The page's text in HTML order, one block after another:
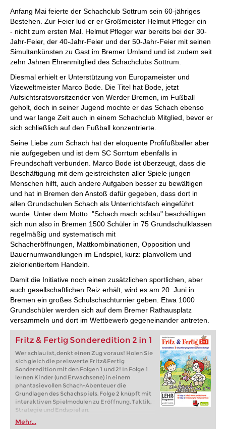
Anfang Mai feierte der Schachclub Sottrum sein 60-jähriges
Bestehen. Zur Feier lud er er Großmeister Helmut Pfleger ein
- nicht zum ersten Mal. Helmut Pfleger war bereits bei der 30-
Jahr-Feier, der 40-Jahr-Feier und der 50-Jahr-Feier mit seinen
Simultankünsten zu Gast im Bremer Umland und ist zudem seit
zehn Jahren Ehrenmitglied des Schachclubs Sottrum.
Diesmal erhielt er Unterstützung von Europameister und
Vizeweltmeister Marco Bode. Die Titel hat Bode, jetzt
Aufsichtsratsvorsitzender von Werder Bremen, im Fußball
geholt, doch in seiner Jugend mochte er das Schach ebenso
und war lange Zeit auch in einem Schachclub Mitglied, bevor er
sich schließlich auf den Fußball konzentrierte.
Seine Liebe zum Schach hat der eloquente Profifußballer aber
nie aufgegeben und ist dem SC Sorrtum ebenfalls in
Freundschaft verbunden. Marco Bode ist überzeugt, dass die
Beschäftigung mit dem geistreichsten aller Spiele jungen
Menschen hilft, auch andere Aufgaben besser zu bewältigen
und hat in Bremen den Anstoß dafür gegeben, dass dort in
allen Grundschulen Schach als Unterrichtsfach eingeführt
wurde. Unter dem Motto :"Schach mach schlau" beschäftigen
sich nun also in Bremen 1500 Schüler in 75 Grundschulklassen
regelmäßig und systematisch mit
Schacheröffnungen, Mattkombinationen, Opposition und
Bauernumwandlungen im Endspiel, kurz: planvollem und
zielorientiertem Handeln.
Damit die Initiative noch einen zusätzlichen sportlichen, aber
auch gesellschaftlichen Reiz erhält, wird es am 20. Juni in
Bremen ein großes Schulschachturnier geben. Etwa 1000
Grundschüler werden sich auf dem Bremer Rathausplatz
versammeln und dort im Wettbewerb gegeneinander antreten.
Fritz & Fertig Sonderedition 2 in 1
Wer schlau ist, denkt einen Zug voraus! Holen Sie
sich gleich die preiswerte Fritz&Fertig
Sonderedition mit den Folgen 1 und 2! In Folge 1
lernen Kinder (und Erwachsene) in einem
phantasievollen Schach-Abenteuer die
Grundlagen des Schachspiels. Folge 2 knüpft mit
interaktiven Spielmodulen zu Eröffnung, Taktik,
Strategie und Endspiel an.
Mehr...